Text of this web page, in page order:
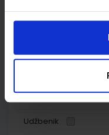
MOJA DOMENA 3;
razred osnovne škole
Blaženka Rihter
ŠIFRA OMOTA:
Udžbenik